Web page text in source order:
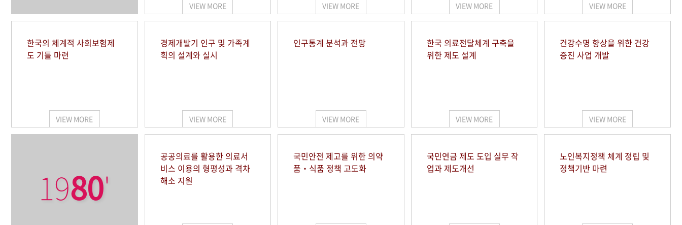
VIEW MORE VIEW MORE VIEW MORE VIEW MORE
한국의 체계적 사회보험제
도 기틀 마련
VIEW MORE
경제개발기 인구 및 가족계
획의 설계와 실시
VIEW MORE
인구통계 분석과 전망
VIEW MORE
한국 의료전달체계 구축을
위한 제도 설계
VIEW MORE
건강수명 향상을 위한 건강
증진 사업 개발
VIEW MORE
1980'
공공의료를 활용한 의료서
비스 이용의 형평성과 격차
해소 지원
국민안전 제고를 위한 의약
품‧식품 정책 고도화
국민연금 제도 도입 실무 작
업과 제도개선
노인복지정책 체계 정립 및
정책기반 마련